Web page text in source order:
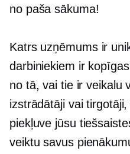
no paša sākuma!
Katrs uzņēmums ir
darbiniekiem ir
no tā, vai tie ir veikalu
izstrādātāji vaitirgotāji,
piekļuve jūsu
veiktu savus